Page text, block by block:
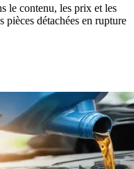
le contenu, les prix et les
détachées en rupture